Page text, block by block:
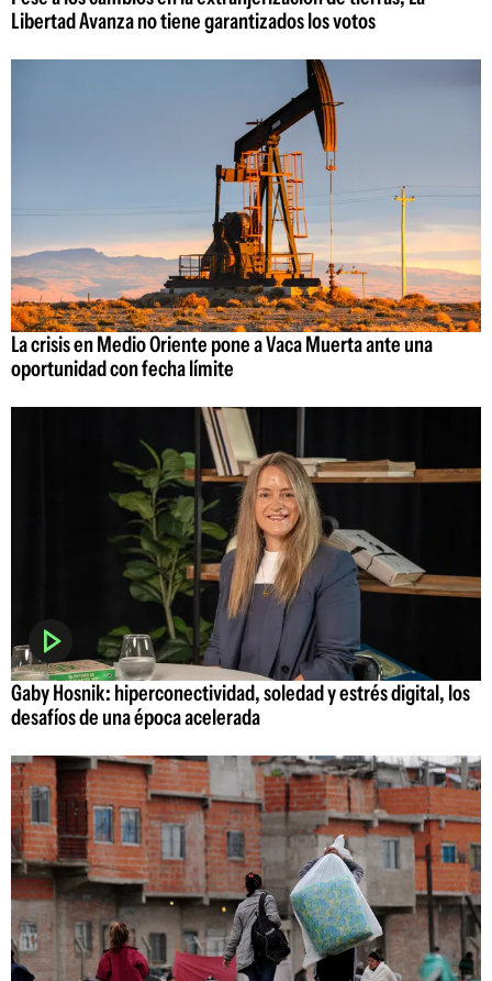
Libertad Avanza no tiene garantizados los votos
La crisis en Medio Oriente pone a Vaca Muerta ante una
oportunidad con fecha límite
Gaby Hosnik: hiperconectividad, soledad y estrés digital, los
desafíos de una época acelerada